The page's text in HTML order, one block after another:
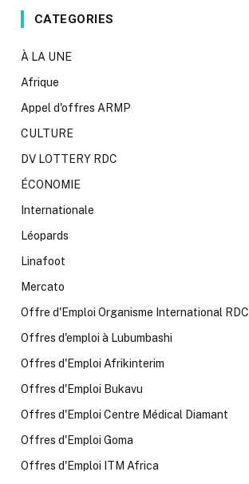
CATEGORIES
À LA UNE
Afrique
Appel d'offres ARMP
CULTURE
DV LOTTERY RDC
ÉCONOMIE
Internationale
Léopards
Linafoot
Mercato
Offre d'Emploi Organisme International RDC
Offres d'emploi à Lubumbashi
Offres d'Emploi Afrikinterim
Offres d'Emploi Bukavu
Offres d'Emploi Centre Médical Diamant
Offres d'Emploi Goma
Offres d'Emploi ITM Africa